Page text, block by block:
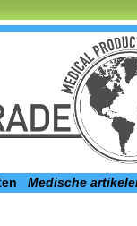
Medische